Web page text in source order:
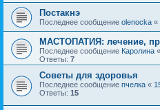
Постакнэ
Последнее сообщение olenocka «
МАСТОПАТИЯ: лечение,
Последнее сообщение Каролина «
Ответы: 7
Советы для здоровья
Последнее сообщение пчелка «
Ответы: 15